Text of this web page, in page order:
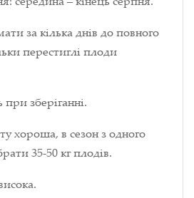
за кілька днів до повного
перестиглі плоди
зберіганні.
хороша, в сезон з одного
35-50 кг плодів.